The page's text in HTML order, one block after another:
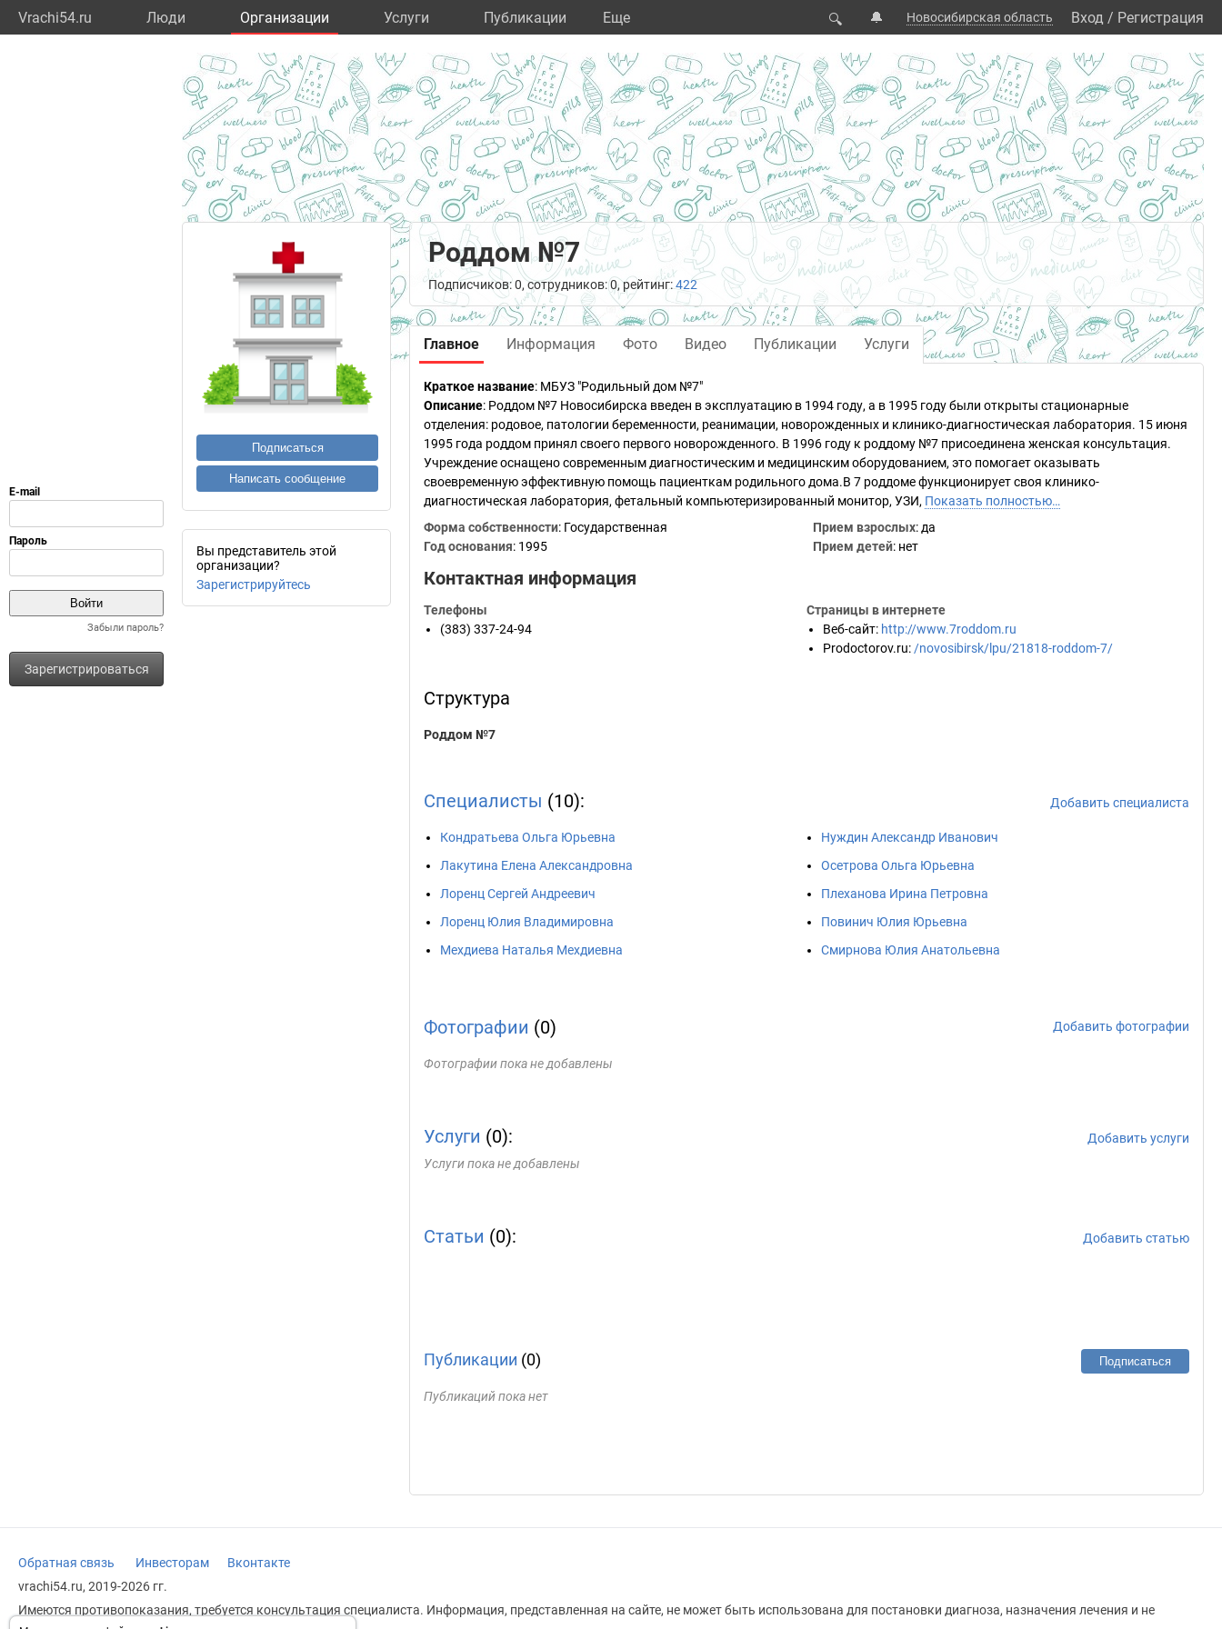
Vrachi54.ru Люди Организации Услуги Публикации Eще 🔍 🔔 Новосибирская область Вход / Регистрация
Забыли пароль?
Зарегистрироваться
Подписаться
Написать сообщение
Вы представитель этой
организации?
Зарегистрируйтесь
Роддом №7
Подписчиков: 0, сотрудников: 0, рейтинг:422
Главное Информация Фото Видео Публикации Услуги
Краткое название: МБУЗ "Родильный дом №7"
Описание: Роддом №7 Новосибирска введен в эксплуатацию в 1994 году, а в 1995 году были открыты стационарные
отделения: родовое, патологии беременности, реанимации, новорожденных и клинико-диагностическая лаборатория. 15 июня
1995 года роддом принял своего первого новорожденного. В 1996 году к роддому №7 присоединена женская консультация.
Учреждение оснащено современным диагностическим и медицинским оборудованием, это помогает оказывать
своевременную эффективную помощь пациенткам родильного дома.В 7 роддоме функционирует своя клинико-
диагностическая лаборатория, фетальный компьютеризированный монитор, УЗИ, Показать полностью…
Форма собственности: Государственная
Год основания: 1995
Прием взрослых: да
Прием детей: нет
Контактная информация
Телефоны
(383) 337-24-94
Страницы в интернете
Веб-сайт: http://www.7roddom.ru
Prodoctorov.ru: /novosibirsk/lpu/21818-roddom-7/
Структура
Роддом №7
Специалисты (10): Добавить специалиста
Кондратьева Ольга Юрьевна
Лакутина Елена Александровна
Лоренц Сергей Андреевич
Лоренц Юлия Владимировна
Мехдиева Наталья Мехдиевна
Нуждин Александр Иванович
Осетрова Ольга Юрьевна
Плеханова Ирина Петровна
Повинич Юлия Юрьевна
Смирнова Юлия Анатольевна
Фотографии (0) Добавить фотографии
Фотографии пока не добавлены
Услуги (0):
Добавить услуги
Услуги пока не добавлены
Статьи (0): Добавить статью
Публикации (0) Подписаться
Публикаций пока нет
Обратная связь Инвесторам
Вконтакте
vrachi54.ru, 2019-2026 гг.
Имеются противопоказания, требуется консультация специалиста. Информация, представленная на сайте, не может быть использована для постановки диагноза, назначения лечения и не
заменяет прием врача.